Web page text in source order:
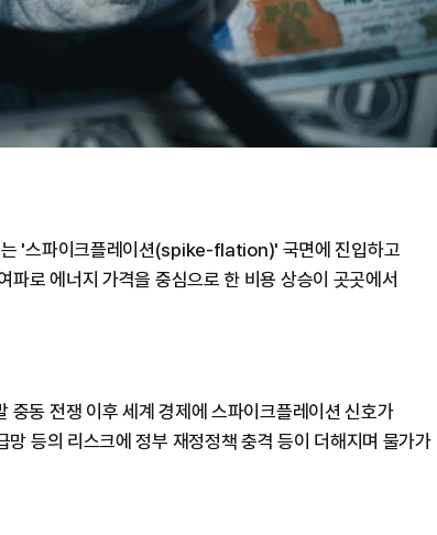
는 '스파이크플레이션(spike-flation)' 국면에 진입하고
파로 에너지 가격을 중심으로 한 비용 상승이 곳곳에서
동 전쟁 이후 세계 경제에 스파이크플레이션 신호가
망 등의 리스크에 정부 재정정책 충격 등이 더해지며 물가가